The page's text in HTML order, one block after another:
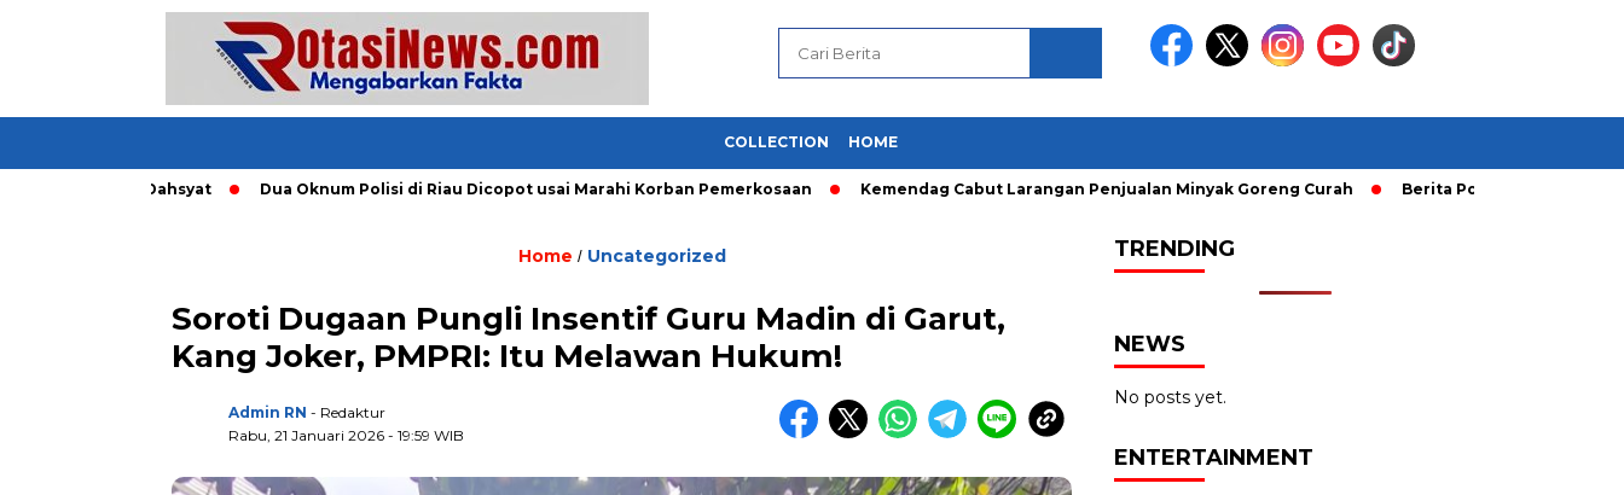
COLLECTION HOME
Dua Oknum Polisi di Riau Dicopot usai Marahi Korban Pemerkosaan Kemendag Cabut Larangan Penjualan Minyak Goreng Curah Berita Populer: Uji Coba Gage ke
Home / Uncategorized
Soroti Dugaan Pungli Insentif Guru Madin di Garut,
Kang Joker, PMPRI: Itu Melawan Hukum!
Admin RN - Redaktur
Rabu, 21 Januari 2026 - 19:59 WIB
TRENDING
NEWS
No posts yet.
ENTERTAINMENT